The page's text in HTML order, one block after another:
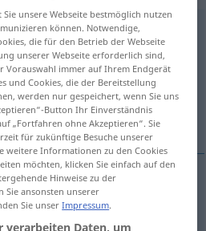
anklicken/antippen)
unsere Webseite bestmöglich nutzen
können. Notwendige,
die für den Betrieb der Webseite
unserer Webseite erforderlich sind,
Vorauswahl immer auf Ihrem Endgerät
und Cookies, die der Bereitstellung
werden nur gespeichert, wenn Sie uns
Button Ihr Einverständnis
„Fortfahren ohne Akzeptieren“. Sie
für zukünftige Besuche unserer
weitere Informationen zu den Cookies
möchten, klicken Sie einfach auf den
Hinweise zu der
Sie ansonsten unserer
Sie unserImpressum.
verarbeiten Daten, um